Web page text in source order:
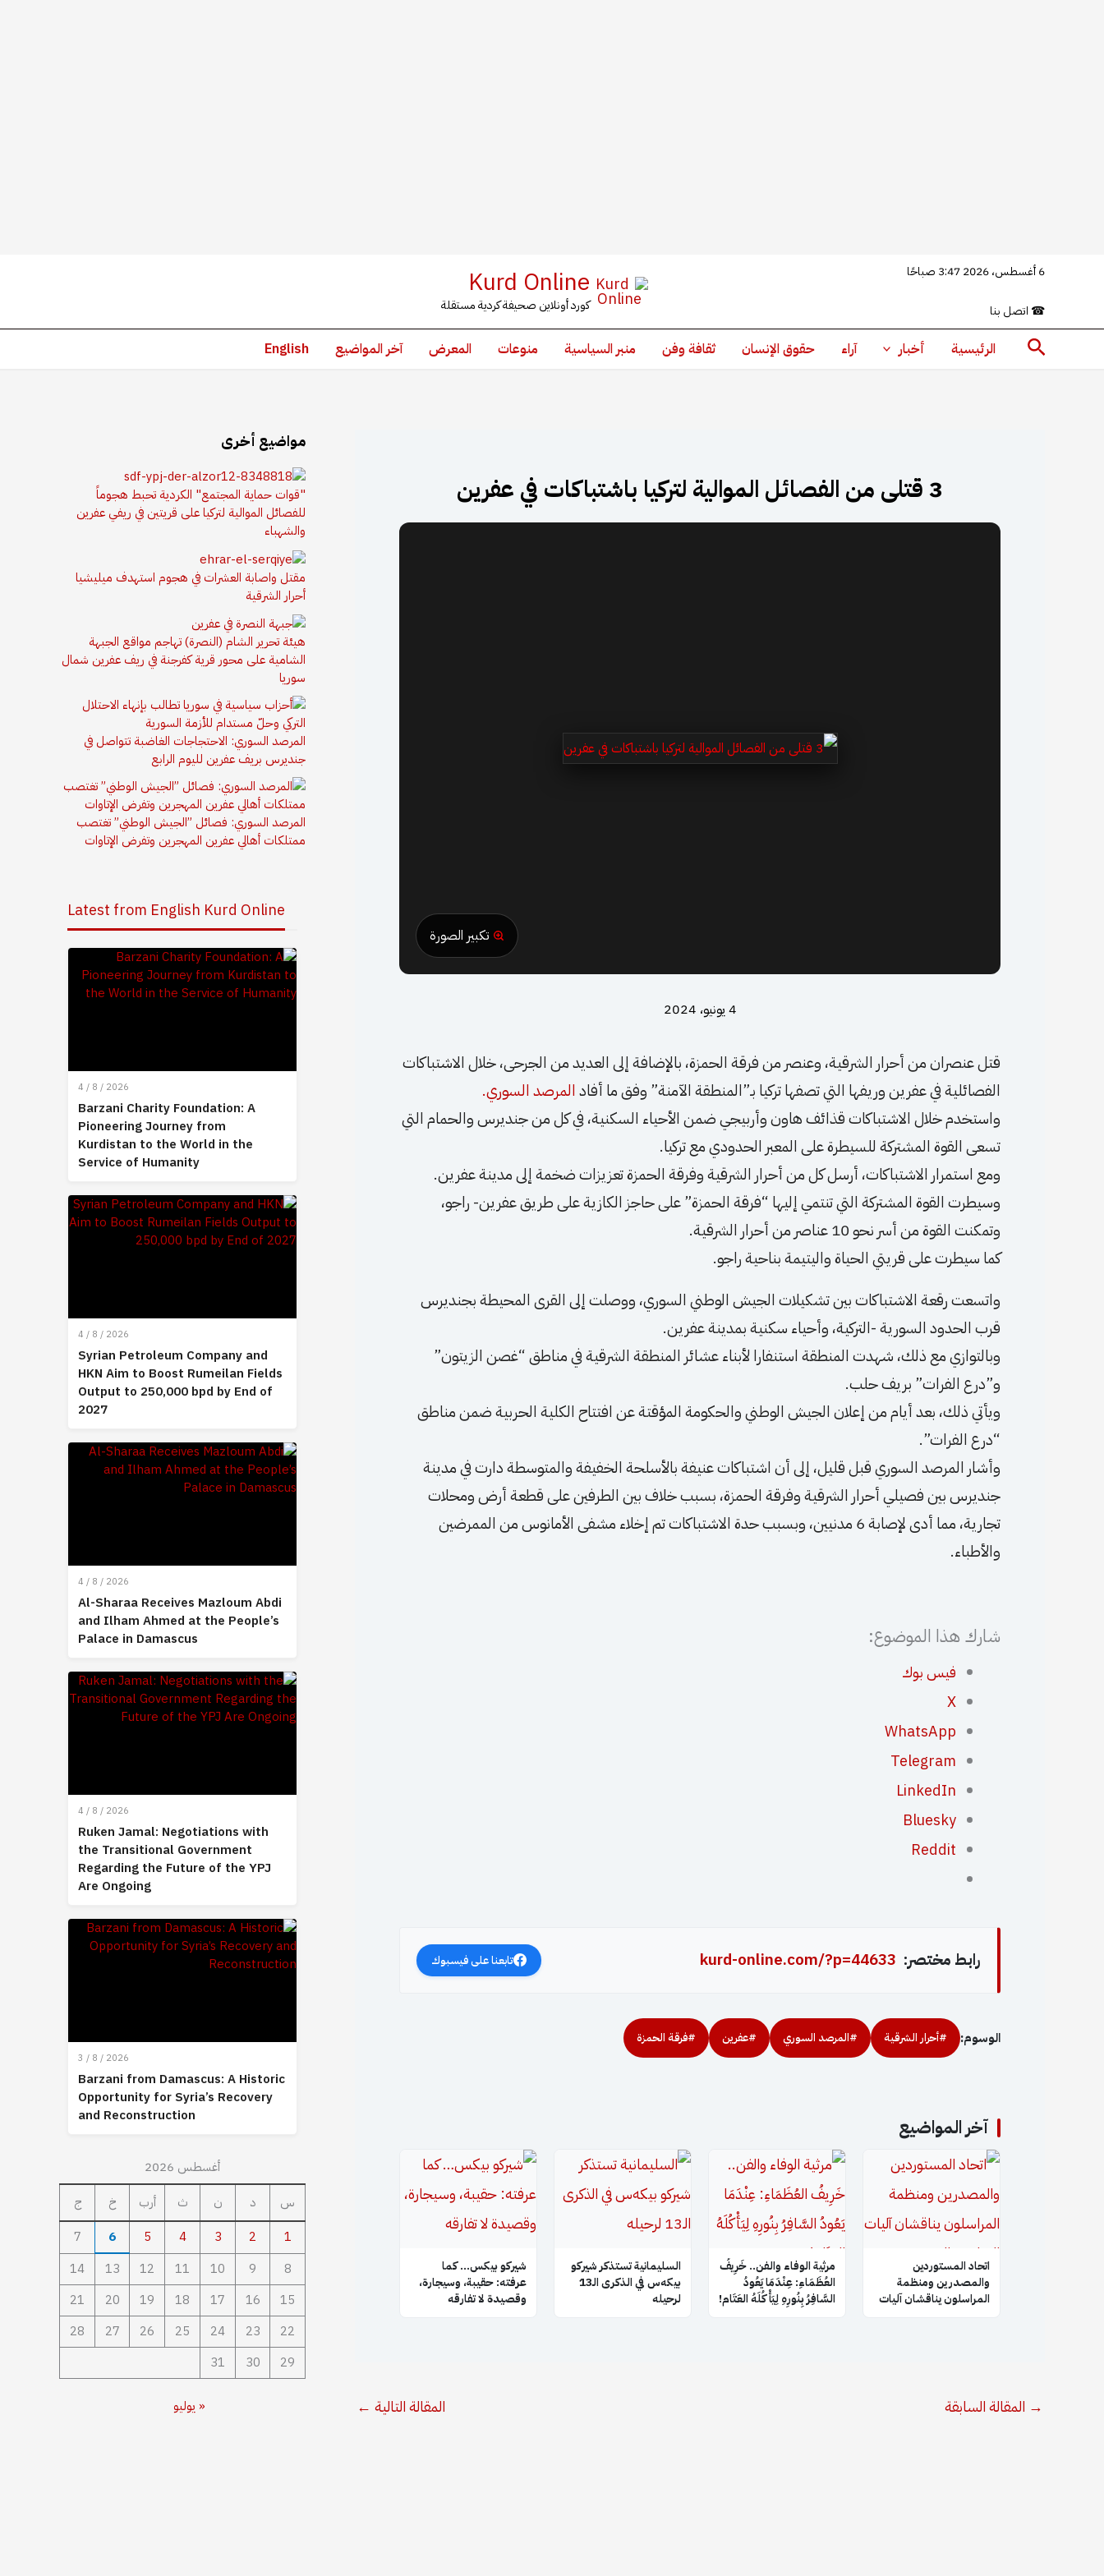
المحتوى
6 أغسطس، 2026 3:47 صباحًا
☎ اتصل بنا
Kurd Online
كورد أونلاين صحيفة كردية مستقلة
البحث الرئيسية أخبار آراء حقوق الإنسان ثقافة وفن منبر السياسية منوعات المعرض آخر المواضيع English
3 قتلى من الفصائل الموالية لتركيا باشتباكات في عفرين
تكبير الصورة
4 يونيو، 2024
قتل عنصران من أحرار الشرقية، وعنصر من فرقة الحمزة، بالإضافة إلى العديد من الجرحى، خلال الاشتباكات
الفصائلية في عفرين وريفها التي تصفها تركيا بـ”المنطقة الآمنة” وفق ما أفاد المرصد السوري.
واستخدم خلال الاشتباكات قذائف هاون وأربيجي ضمن الأحياء السكنية، في كل من جنديرس والحمام التي
تسعى القوة المشتركة للسيطرة على المعبر الحدودي مع تركيا.
ومع استمرار الاشتباكات، أرسل كل من أحرار الشرقية وفرقة الحمزة تعزيزات ضخمة إلى مدينة عفرين.
وسيطرت القوة المشتركة التي تنتمي إليها “فرقة الحمزة” على حاجز الكازية على طريق عفرين- راجو،
وتمكنت القوة من أسر نحو 10 عناصر من أحرار الشرقية.
كما سيطرت على قريتي الحياة واليتيمة بناحية راجو.
واتسعت رقعة الاشتباكات بين تشكيلات الجيش الوطني السوري، ووصلت إلى القرى المحيطة بجنديرس
قرب الحدود السورية -التركية، وأحياء سكنية بمدينة عفرين.
وبالتوازي مع ذلك، شهدت المنطقة استنفارا لأبناء عشائر المنطقة الشرقية في مناطق “غصن الزيتون”
و”درع الفرات” بريف حلب.
ويأتي ذلك، بعد أيام من إعلان الجيش الوطني والحكومة المؤقتة عن افتتاح الكلية الحربية ضمن مناطق
“درع الفرات”.
وأشار المرصد السوري قبل قليل، إلى أن اشتباكات عنيفة بالأسلحة الخفيفة والمتوسطة دارت في مدينة
جنديرس بين فصيلي أحرار الشرقية وفرقة الحمزة، بسبب خلاف بين الطرفين على قطعة أرض ومحلات
تجارية، مما أدى لإصابة 6 مدنيين، وبسبب حدة الاشتباكات تم إخلاء مشفى الأمانوس من الممرضين
والأطباء.
شارك هذا الموضوع:
فيس بوك
X
WhatsApp
Telegram
LinkedIn
Bluesky
Reddit
رابط مختصر: kurd-online.com/?p=44633 تابعنا على فيسبوك
الوسوم: #أحرار الشرقية #المرصد السوري #عفرين #فرقة الحمزة
آخر المواضيع
اتحاد المستوردين
والمصدرين ومنظمة
المراسلون يناقشان آليات
​مرثية الوفاء والفن.. خَرِيفُ
العُظَمَاءِ: عِنْدَمَا يَعُودُ
السَّافِرُ بِنُورِهِ لِيَأْكُلَهُ العَتَام!
السليمانية تستذكر شيركو
بيكه‌س في الذكرى الـ13
لرحيله
شيركو بيكس… كما
عرفته: حقيبة، وسيجارة،
وقصيدة لا تفارقه
→ المقالة السابقة المقالة التالية ←
مواضيع أخرى
"قوات حماية المجتمع" الكردية تحبط هجوماً
للفصائل الموالية لتركيا على قريتين في ريفي عفرين
والشهباء
مقتل واصابة العشرات في هجوم استهدف ميليشيا
أحرار الشرقية
هيئة تحرير الشام (النصرة) تهاجم مواقع الجبهة
الشامية على محور قرية كفرجنة في ريف عفرين شمال
سوريا
المرصد السوري: الاحتجاجات الغاضبة تتواصل في
جنديرس بريف عفرين لليوم الرابع
المرصد السوري: فصائل ”الجيش الوطني” تغتصب
ممتلكات أهالي عفرين المهجرين وتفرض الإتاوات
Latest from English Kurd Online
4 / 8 / 2026
Barzani Charity Foundation: A
Pioneering Journey from
Kurdistan to the World in the
Service of Humanity
4 / 8 / 2026
Syrian Petroleum Company and
HKN Aim to Boost Rumeilan Fields
Output to 250,000 bpd by End of
2027
4 / 8 / 2026
Al-Sharaa Receives Mazloum Abdi
and Ilham Ahmed at the People’s
Palace in Damascus
4 / 8 / 2026
Ruken Jamal: Negotiations with
the Transitional Government
Regarding the Future of the YPJ
Are Ongoing
3 / 8 / 2026
Barzani from Damascus: A Historic
Opportunity for Syria’s Recovery
and Reconstruction
أغسطس 2026
س
د ن ث أرب خ
ج
1
2
3
4
5
6
7
8
9
10
11
12
13
14
15
16
17
18
19
20
21
22
23
24
25
26
27
28
29
30
31
« يوليو